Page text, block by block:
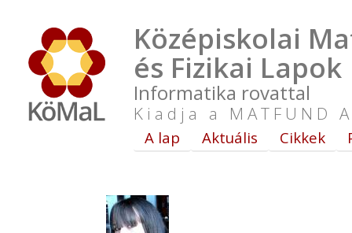
Középiskolai
és Fizikai Lapok
Informatika rovattal
Kiadja a MATFUND
A lap Aktuális Cikkek